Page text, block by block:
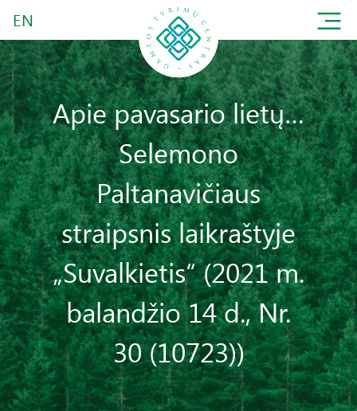
EN
Apie pavasario lietų…
Selemono
Paltanavičiaus
straipsnis laikraštyje
„Suvalkietis“ (2021 m.
balandžio 14 d., Nr.
30 (10723))